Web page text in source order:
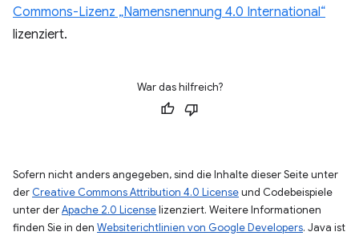
Commons-Lizenz „Namensnennung 4.0 International“
lizenziert.
War das hilfreich?
Sofern nicht anders angegeben, sind die Inhalte dieser Seite unter
der Creative Commons Attribution 4.0 Licenseund Codebeispiele
unter derApache 2.0 Licenselizenziert. Weitere Informationen
finden Sie in den Websiterichtlinien von Google Developers. Java ist